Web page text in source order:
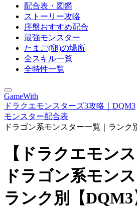
配合表・図鑑
ストーリー攻略
序盤おすすめ配合
最強モンスター
たまご(卵)の場所
全スキル一覧
全特性一覧
GameWith
ドラクエモンスターズ3攻略｜DQM3
モンスター配合表
ドラゴン系モンスター一覧｜ランク
【ドラクエモン
ドラゴン系モンス
ランク別【DQM3